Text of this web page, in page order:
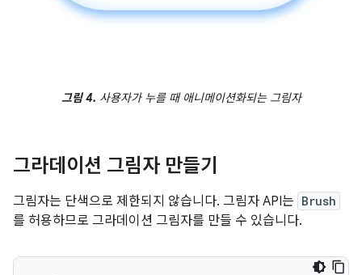
그림 4. 사용자가 누를 때 애니메이션화되는 그림자
그라데이션 그림자 만들기
그림자는 단색으로 제한되지 않습니다. 그림자 API는 Brush
를 허용하므로 그라데이션 그림자를 만들 수 있습니다.